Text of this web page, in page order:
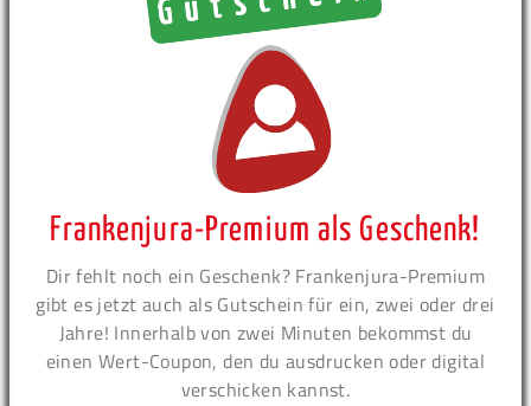
Frankenjura-Premium als Geschenk!
Dir fehlt noch ein Geschenk? Frankenjura-Premium
gibt es jetzt auch als Gutschein für ein, zwei oder drei
Jahre! Innerhalb von zwei Minuten bekommst du
einen Wert-Coupon, den du ausdrucken oder digital
verschicken kannst.